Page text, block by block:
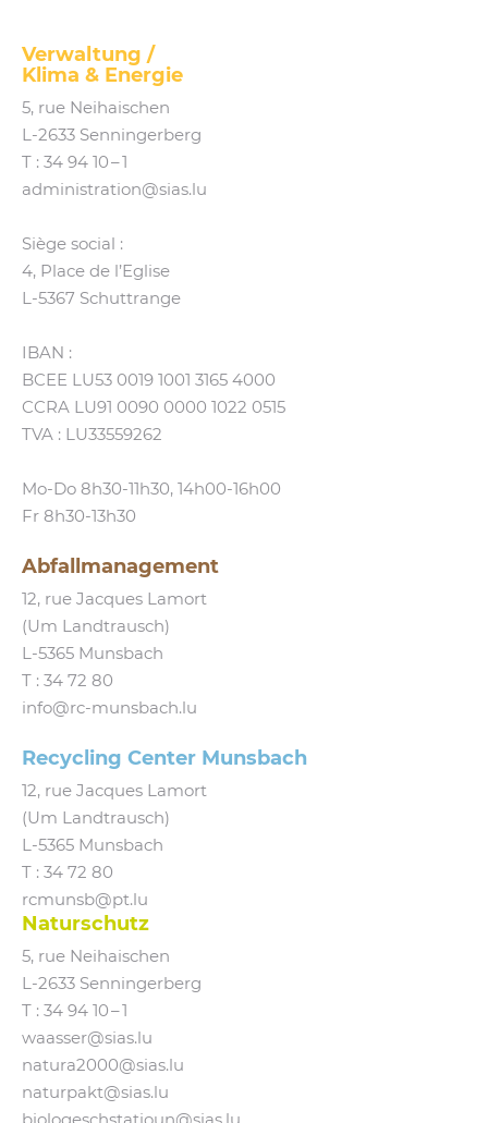
Verwaltung /
Klima & Energie
5, rue Neihaischen
L‑2633 Senningerberg
T : 34 94 10 – 1
administration@​sias.​lu
Siège social :
4, Place de l’Eglise
L‑5367 Schuttrange
IBAN :
BCEE LU53 0019 1001 3165 4000
CCRA LU91 0090 0000 1022 0515
TVA : LU33559262
Mo-Do 8h30-11h30, 14h00-16h00
Fr 8h30-13h30
Abfallmanagement
12, rue Jacques Lamort
(Um Landtrausch)
L‑5365 Munsbach
T : 34 72 80
info@​rc-​munsbach.​lu
Recycling Center Munsbach
12, rue Jacques Lamort
(Um Landtrausch)
L‑5365 Munsbach
T : 34 72 80
rcmunsb@​pt.​lu
Naturschutz
5, rue Neihaischen
L‑2633 Senningerberg
T : 34 94 10 – 1
waasser@​sias.​lu
natura2000@​sias.​lu
naturpakt@​sias.​lu